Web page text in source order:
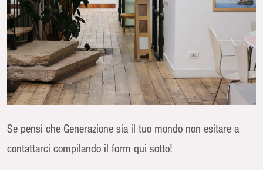
Se pensi che Generazione sia il tuo mondo non esitare a
contattarci compilando il form qui sotto!